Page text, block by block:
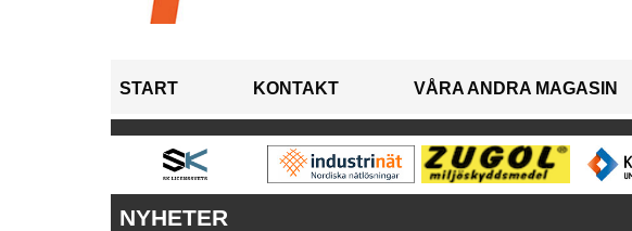
START KONTAKT VÅRA ANDRA MAGASIN
NYHETER